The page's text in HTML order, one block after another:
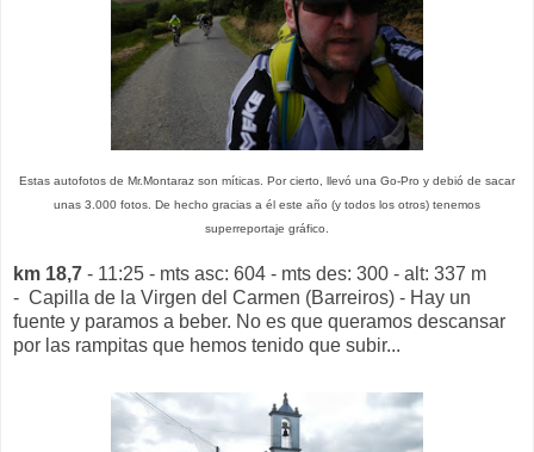
Estas autofotos de Mr.Montaraz son míticas. Por cierto, llevó una Go-Pro y debió de sacar
unas 3.000 fotos. De hecho gracias a él este año (y todos los otros) tenemos
superreportaje gráfico.
km 18,7 - 11:25 - mts asc: 604 - mts des: 300 - alt: 337 m
- Capilla de la Virgen del Carmen (Barreiros) - Hay un
fuente y paramos a beber. No es que queramos descansar
por las rampitas que hemos tenido que subir...